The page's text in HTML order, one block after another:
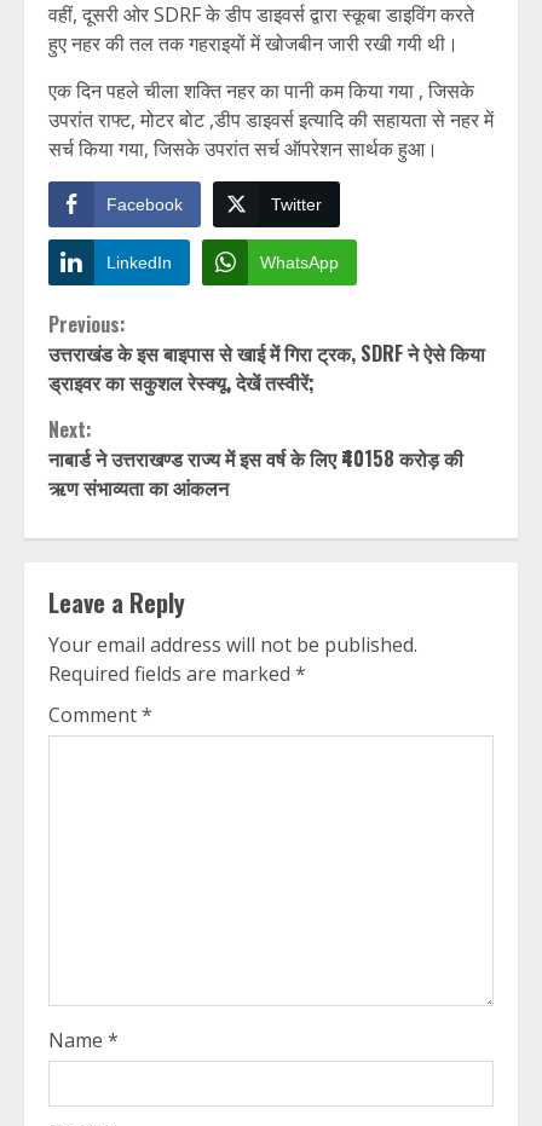
वहीं, दूसरी ओर SDRF के डीप डाइवर्स द्वारा स्कूबा डाइविंग करते
हुए नहर की तल तक गहराइयों में खोजबीन जारी रखी गयी थी।
एक दिन पहले चीला शक्ति नहर का पानी कम किया गया , जिसके
उपरांत राफ्ट, मोटर बोट ,डीप डाइवर्स इत्यादि की सहायता से नहर में
सर्च किया गया, जिसके उपरांत सर्च ऑपरेशन सार्थक हुआ।
Facebook Twitter
LinkedIn WhatsApp
Continue
Reading
Previous:
उत्तराखंड के इस बाइपास से खाई में गिरा ट्रक, SDRF ने ऐसे किया
ड्राइवर का सकुशल रेस्क्यू, देखें तस्वीरें;
Next:
नाबार्ड ने उत्तराखण्ड राज्य में इस वर्ष के लिए ₹40158 करोड़ की
ऋण संभाव्यता का आंकलन
Leave a Reply
Your email address will not be published.
Required fields are marked *
Comment*
Name *